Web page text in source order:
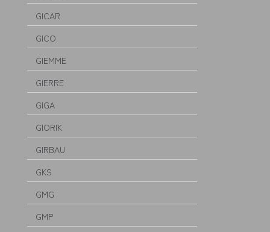
GICAR
GICO
GIEMME
GIERRE
GIGA
GIORIK
GIRBAU
GKS
GMG
GMP